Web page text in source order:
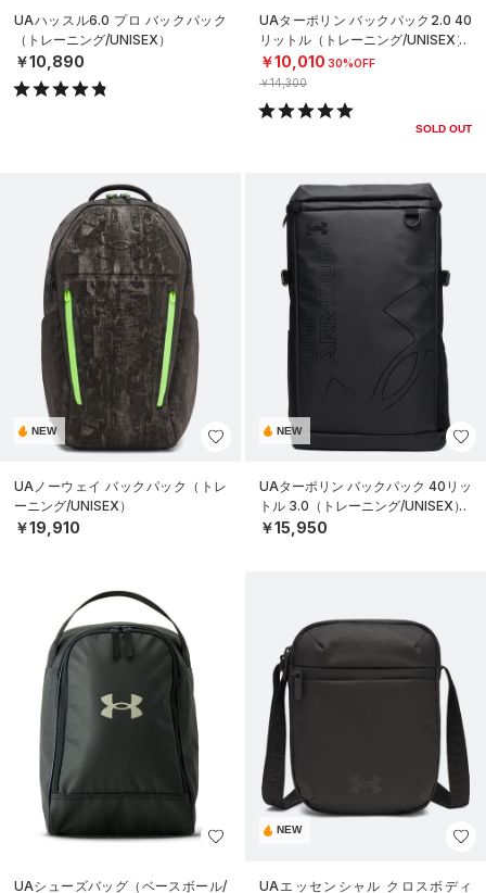
UAハッスル6.0 プロ バックパック
（トレーニング/UNISEX）
￥10,890
UAターポリン バックパック2.0 40
リットル（トレーニング/UNISEX）
￥10,010 30%OFF
￥14,300
SOLD OUT
NEW
UAノーウェイ バックパック（トレ
ーニング/UNISEX）
￥19,910
NEW
UAターポリン バックパック 40リッ
トル 3.0（トレーニング/UNISEX）
￥15,950
UAシューズバッグ（ベースボール/
NEW
UAエッセンシャル クロスボディ